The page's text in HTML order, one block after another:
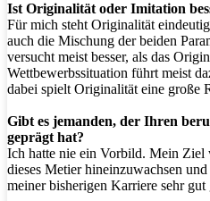
Ist Originalität oder Imitation
Für mich steht Originalität
auch die Mischung der beiden
versucht meist besser, als das
Wettbewerbssituation führt meist
dabei spielt Originalität eine große
Gibt es jemanden, der Ihren
geprägt hat?
Ich hatte nie ein Vorbild. Mein Ziel
dieses Metier hineinzuwachsen
meiner bisherigen Karriere sehr gut